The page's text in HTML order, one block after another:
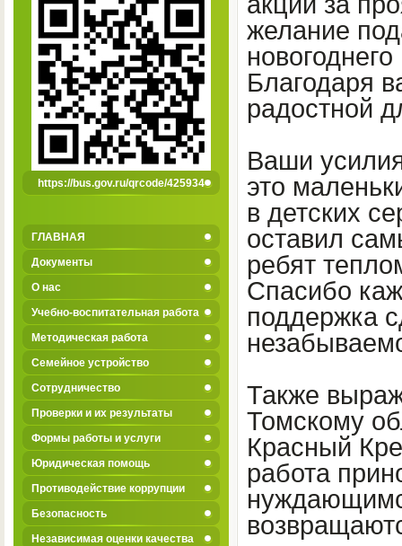
https://bus.gov.ru/qrcode/425934
ГЛАВНАЯ
Документы
О нас
Учебно-воспитательная работа
Методическая работа
Семейное устройство
Сотрудничество
Проверки и их результаты
Формы работы и услуги
Юридическая помощь
Противодействие коррупции
Безопасность
Независимая оценки качества
желание
Благодаря
радостной
Ваши
это
в детских
оставил
ребят
Спасибо
поддержка
Также
Томскому
Красный
работа